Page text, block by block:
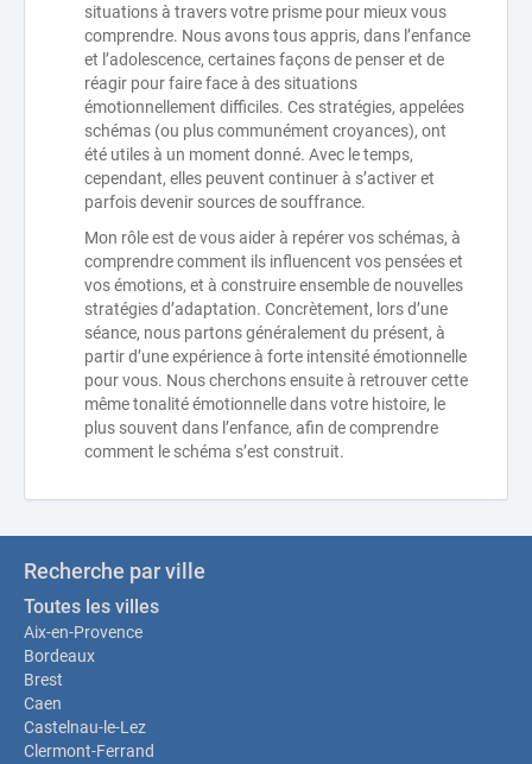
situations à travers votre prisme pour mieux vous
comprendre. Nous avons tous appris, dans l’enfance
et l’adolescence, certaines façons de penser et de
réagir pour faire face à des situations
émotionnellement difficiles. Ces stratégies, appelées
schémas (ou plus communément croyances), ont
été utiles à un moment donné. Avec le temps,
cependant, elles peuvent continuer à s’activer et
parfois devenir sources de souffrance.
Mon rôle est de vous aider à repérer vos schémas, à
comprendre comment ils influencent vos pensées et
vos émotions, et à construire ensemble de nouvelles
stratégies d’adaptation. Concrètement, lors d’une
séance, nous partons généralement du présent, à
partir d’une expérience à forte intensité émotionnelle
pour vous. Nous cherchons ensuite à retrouver cette
même tonalité émotionnelle dans votre histoire, le
plus souvent dans l’enfance, afin de comprendre
comment le schéma s’est construit.
Recherche par ville
Toutes les villes
Aix-en-Provence
Bordeaux
Brest
Caen
Castelnau-le-Lez
Clermont-Ferrand